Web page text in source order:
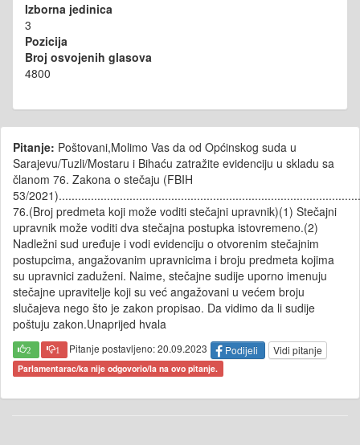
Izborna jedinica
3
Pozicija
Broj osvojenih glasova
4800
Pitanje: Poštovani,Molimo Vas da od Općinskog suda u
Sarajevu/Tuzli/Mostaru i Bihaću zatražite evidenciju u skladu sa
članom 76. Zakona o stečaju (FBIH
53/
76.(Broj predmeta koji može voditi stečajni upravnik)(1) Stečajni
upravnik može voditi dva stečajna postupka istovremeno.(2)
Nadležni sud uređuje i vodi evidenciju o otvorenim stečajnim
postupcima, angažovanim upravnicima i broju predmeta kojima
su upravnici zaduženi. Naime, stečajne sudije uporno imenuju
stečajne upravitelje koji su već angažovani u većem broju
slučajeva nego što je zakon propisao. Da vidimo da li sudije
poštuju zakon.Unaprijed hvala
2 1 Pitanje postavljeno: 20.09.2023 Podijeli Vidi pitanje
Parlamentarac/ka nije odgovorio/la na ovo pitanje.